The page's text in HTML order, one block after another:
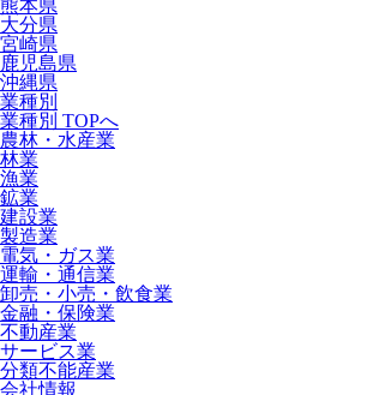
熊本県
大分県
宮崎県
鹿児島県
沖縄県
業種別
業種別 TOPへ
農林・水産業
林業
漁業
鉱業
建設業
製造業
電気・ガス業
運輸・通信業
卸売・小売・飲食業
金融・保険業
不動産業
サービス業
分類不能産業
会社情報